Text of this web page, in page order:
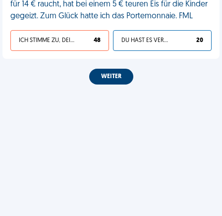
für 14 € raucht, hat bei einem 5 € teuren Eis für die Kinder
gegeizt. Zum Glück hatte ich das Portemonnaie. FML
ICH STIMME ZU, DEIN LEBEN IST SCHEISSE 48 DU HAST ES VERDIENT 20
WEITER